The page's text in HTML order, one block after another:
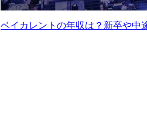
ベイカレントの年収は？新卒や中